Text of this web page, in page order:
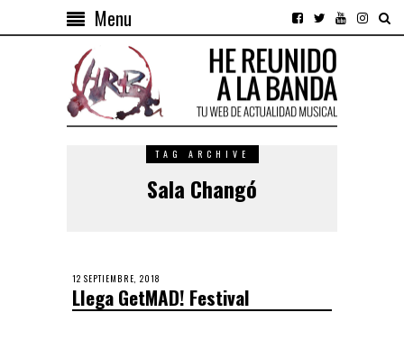
Menu
TAG ARCHIVE
Sala Changó
12 SEPTIEMBRE, 2018
Llega GetMAD! Festival